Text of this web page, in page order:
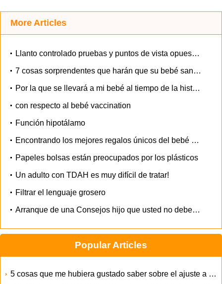
More Articles
Llanto controlado pruebas y puntos de vista opuestos
7 cosas sorprendentes que harán que su bebé sano y Happier
Por la que se llevará a mi bebé al tiempo de la historia y usted debe Too
con respecto al bebé vaccination
Función hipotálamo
Encontrando los mejores regalos únicos del bebé para los gemelos
Papeles bolsas están preocupados por los plásticos
Un adulto con TDAH es muy difícil de tratar!
Filtrar el lenguaje grosero
Arranque de una Consejos hijo que usted no debe pasar Up
Popular Articles
5 cosas que me hubiera gustado saber sobre el ajuste a la Maternidad